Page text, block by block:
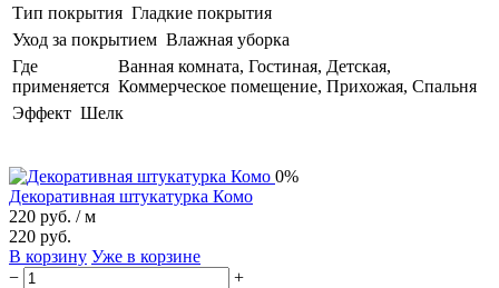
Тип покрытия Гладкие покрытия
Уход за покрытием Влажная уборка
Где
применяется
Ванная комната, Гостиная, Детская,
Коммерческое помещение, Прихожая, Спальня
Эффект Шелк
0%
Декоративная штукатурка Комо
220 руб. / м
220 руб.
В корзину Уже в корзине
−
+